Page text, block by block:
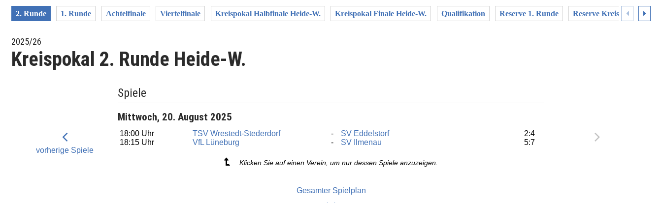
2. Runde 1. Runde Achtelfinale Viertelfinale Kreispokal Halbfinale Heide-W. Kreispokal Finale Heide-W. Qualifikation Reserve 1. Runde Reserve Kreispokal Quali
2025/26
Kreispokal 2. Runde Heide-W.
vorherige Spiele
Spiele
Mittwoch, 20. August 2025
18:00 Uhr TSV Wrestedt-Stederdorf SV Eddelstorf
2:4
18:15 Uhr
VfL Lüneburg SV Ilmenau 5:7
Klicken Sie auf einen Verein, um nur dessen Spiele anzuzeigen.
Gesamter Spielplan